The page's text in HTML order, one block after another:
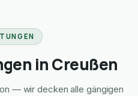
in Creußen
— wir decken alle gängigen